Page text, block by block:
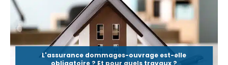
L'assurance dommages-ouvrage est-elle
obligatoire ? Et pour quels travaux ?